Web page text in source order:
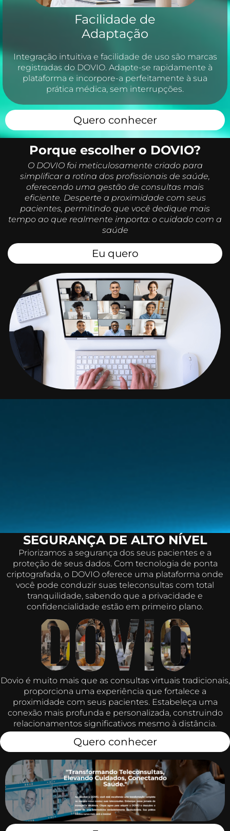
Facilidade de
Adaptação
Integração intuitiva e facilidade de uso são marcas
registradas do DOVIO. Adapte-se rapidamente à
plataforma e incorpore-a perfeitamente à sua
prática médica, sem interrupções.
Quero conhecer
Porque escolher o DOVIO?
O DOVIO foi meticulosamente criado para
simplificar a rotina dos profissionais de saúde,
oferecendo uma gestão de consultas mais
eficiente. Desperte a proximidade com seus
pacientes, permitindo que você dedique mais
tempo ao que realmente importa: o cuidado com a
saúde
Eu quero
SEGURANÇA DE ALTO NÍVEL
Priorizamos a segurança dos seus pacientes e a
proteção de seus dados. Com tecnologia de ponta
criptografada, o DOVIO oferece uma plataforma onde
você pode conduzir suas teleconsultas com total
tranquilidade, sabendo que a privacidade e
confidencialidade estão em primeiro plano.
Dovio é muito mais que as consultas virtuais tradicionais,
proporciona uma experiência que fortalece a
proximidade com seus pacientes. Estabeleça uma
conexão mais profunda e personalizada, construindo
relacionamentos significativos mesmo à distância.
Quero conhecer